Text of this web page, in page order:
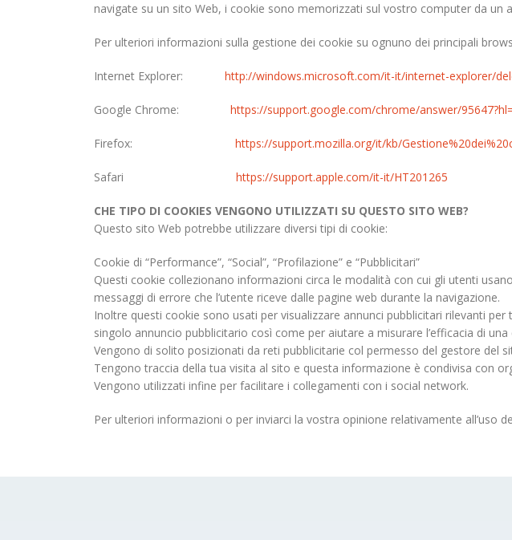
navigate su un sito Web, i cookie sono memorizzati sul vostro computer da un
Per ulteriori informazioni sulla gestione dei cookie su ognuno dei principali
Internet Explorer: http://windows.microsoft.com/it-it/internet-explorer/
Google Chrome: https://support.google.com/chrome/answer/
Firefox: https://support.mozilla.org/it/kb/
Safari https://support.apple.com/it-it/HT201265
CHE TIPO DI COOKIES VENGONO UTILIZZATI SU QUESTO SITO WEB?
Questo sito Web potrebbe utilizzare diversi tipi di cookie:
Cookie di “Performance”, “Social”, “Profilazione” e “Pubblicitari”
Questi cookie collezionano informazioni circa le modalità con cui gli utenti
messaggi di errore che l’utente riceve dalle pagine web durante la navigazione.
Inoltre questi cookie sono usati per visualizzare annunci pubblicitari rilevanti
singolo annuncio pubblicitario così come per aiutare a misurare l’efficacia di
Vengono di solito posizionati da reti pubblicitarie col permesso del gestore del
Tengono traccia della tua visita al sito e questa informazione è condivisa con
Vengono utilizzati infine per facilitare i collegamenti con i social network.
Per ulteriori informazioni o per inviarci la vostra opinione relativamente all’uso